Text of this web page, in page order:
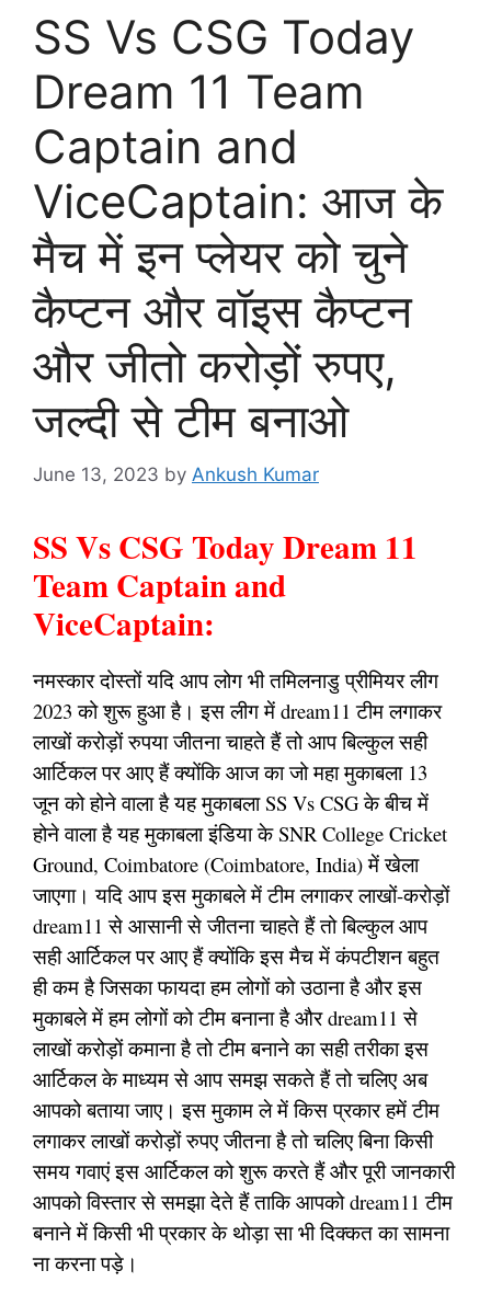
SS Vs CSG Today
Dream 11 Team
Captain and
ViceCaptain: आज के
मैच में इन प्लेयर को चुने
कैप्टन और वॉइस कैप्टन
और जीतो करोड़ों रुपए,
जल्दी से टीम बनाओ
June 13, 2023 by Ankush Kumar
SS Vs CSG Today Dream 11
Team Captain and
ViceCaptain:
नमस्कार दोस्तों यदि आप लोग भी तमिलनाडु प्रीमियर लीग
2023 को शुरू हुआ है। इस लीग में dream11 टीम लगाकर
लाखों करोड़ों रुपया जीतना चाहते हैं तो आप बिल्कुल सही
आर्टिकल पर आए हैं क्योंकि आज का जो महा मुकाबला 13
जून को होने वाला है यह मुकाबला SS Vs CSG के बीच में
होने वाला है यह मुकाबला इंडिया के SNR College Cricket
Ground, Coimbatore (Coimbatore, India) में खेला
जाएगा। यदि आप इस मुकाबले में टीम लगाकर लाखों-करोड़ों
dream11 से आसानी से जीतना चाहते हैं तो बिल्कुल आप
सही आर्टिकल पर आए हैं क्योंकि इस मैच में कंपटीशन बहुत
ही कम है जिसका फायदा हम लोगों को उठाना है और इस
मुकाबले में हम लोगों को टीम बनाना है और dream11 से
लाखों करोड़ों कमाना है तो टीम बनाने का सही तरीका इस
आर्टिकल के माध्यम से आप समझ सकते हैं तो चलिए अब
आपको बताया जाए। इस मुकाम ले में किस प्रकार हमें टीम
लगाकर लाखों करोड़ों रुपए जीतना है तो चलिए बिना किसी
समय गवाएं इस आर्टिकल को शुरू करते हैं और पूरी जानकारी
आपको विस्तार से समझा देते हैं ताकि आपको dream11 टीम
बनाने में किसी भी प्रकार के थोड़ा सा भी दिक्कत का सामना
ना करना पड़े।